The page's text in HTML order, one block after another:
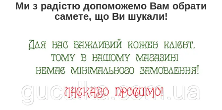
Ми з радістю допоможемо Вам обрати
самете, що Ви шукали!